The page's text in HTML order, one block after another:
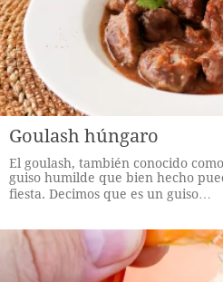
Goulash húngaro
El goulash, también conocido
guiso humilde que bien hecho
fiesta. Decimos que es un guiso…